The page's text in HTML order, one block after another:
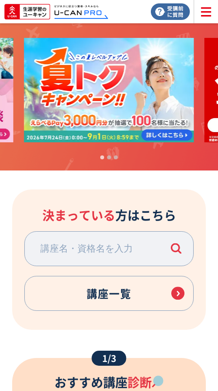
決まっている方はこちら
講座一覧
1/3
おすすめ講座診断